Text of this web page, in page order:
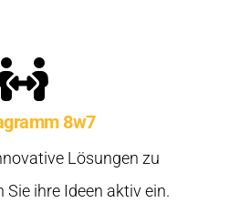
8w7
Lösungen zu
Sie ihre Ideen aktiv ein.